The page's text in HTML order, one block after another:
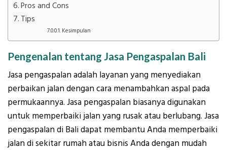
Pros and Cons
Tips
Kesimpulan
Pengenalan tentang Jasa Pengaspalan Bali
Jasa pengaspalan adalah layanan yang menyediakan
perbaikan jalan dengan cara menambahkan aspal pada
permukaannya. Jasa pengaspalan biasanya digunakan
untuk memperbaiki jalan yang rusak atau berlubang. Jasa
pengaspalan di Bali dapat membantu Anda memperbaiki
jalan di sekitar rumah atau bisnis Anda dengan mudah